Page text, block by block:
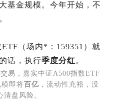
基金规模。今年开始，不
。
（场内*：159351）就
话，执行季度分红。
易，嘉实中证A500指数ETF
模即将 百亿 ，流动性充裕，没
盘风险。